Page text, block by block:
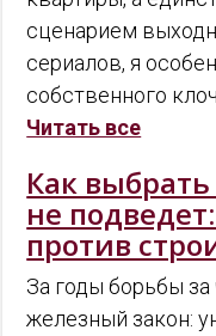
сценарием
сериалов, я
собственного
Читать все
Как
не
против
За годы борьбы
железный закон: